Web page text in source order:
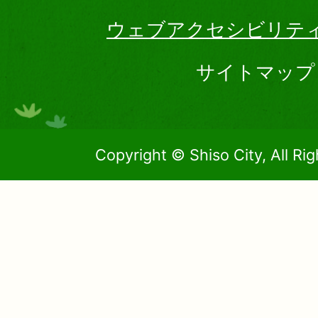
ウェブアクセシビリテ
サイトマップ
Copyright © Shiso City, All